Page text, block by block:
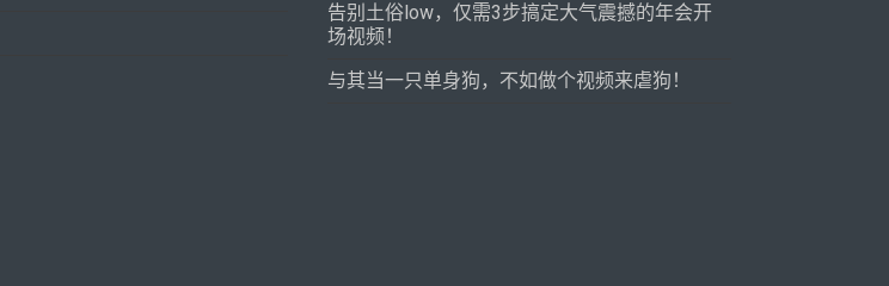
告别土俗low，仅需3步搞定大气震撼的年会开
场视频！
与其当一只单身狗，不如做个视频来虐狗！